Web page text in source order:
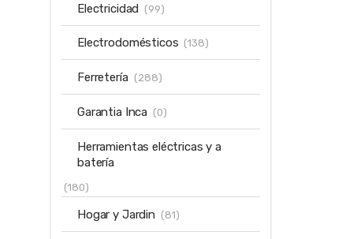
Electricidad (99)
Electrodomésticos (138)
Ferretería (288)
Garantia Inca (0)
Herramientas eléctricas y a
batería
(180)
Hogar y Jardin (81)